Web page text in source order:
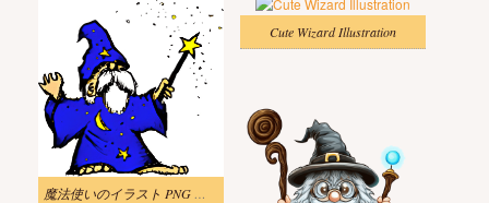
魔法使いのイラスト PNG 画像 3
Cute Wizard Illustration